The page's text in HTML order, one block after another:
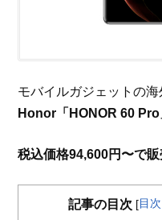
モバイルガジェットの
Honor「HONOR 60 Pro
税込価格94,600円〜で販
記事の目次 [目